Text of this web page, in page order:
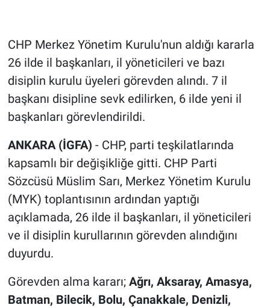
CHP Merkez Yönetim Kurulu'nun aldığı kararla
26 ilde il başkanları, il yöneticileri ve bazı
disiplin kurulu üyeleri görevden alındı. 7 il
başkanı disipline sevk edilirken, 6 ilde yeni il
başkanları görevlendirildi.
ANKARA (İGFA) - CHP, parti teşkilatlarında
kapsamlı bir değişikliğe gitti. CHP Parti
Sözcüsü Müslim Sarı, Merkez Yönetim Kurulu
(MYK) toplantısının ardından yaptığı
açıklamada, 26 ilde il başkanları, il yöneticileri
ve il disiplin kurullarının görevden alındığını
duyurdu.
Görevden alma kararı; Ağrı, Aksaray, Amasya,
Batman, Bilecik, Bolu, Çanakkale, Denizli,